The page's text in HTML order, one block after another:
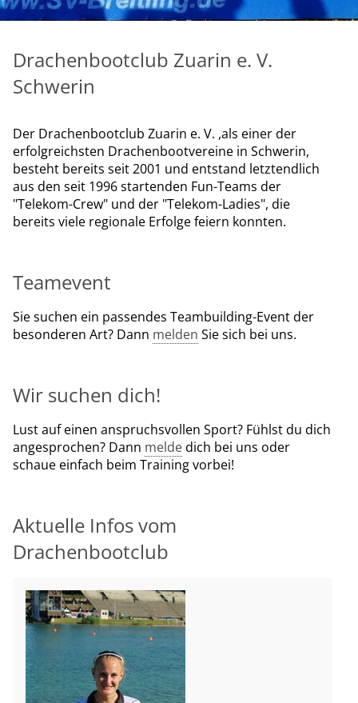
Drachenbootclub Zuarin e. V.
Schwerin
Der Drachenbootclub Zuarin e. V. ,als einer der
erfolgreichsten Drachenbootvereine in Schwerin,
besteht bereits seit 2001 und entstand letztendlich
aus den seit 1996 startenden Fun-Teams der
"Telekom-Crew" und der "Telekom-Ladies", die
bereits viele regionale Erfolge feiern konnten.
Teamevent
Sie suchen ein passendes Teambuilding-Event der
besonderen Art? Dann melden Sie sich bei uns.
Wir suchen dich!
Lust auf einen anspruchsvollen Sport? Fühlst du dich
angesprochen? Dann meldedich bei uns oder
schaue einfach beim Training vorbei!
Aktuelle Infos vom
Drachenbootclub